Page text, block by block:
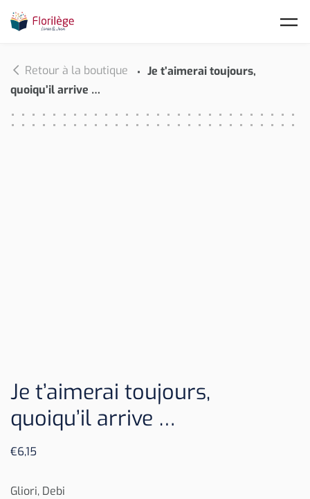
Retour à la boutique
Je t’aimerai toujours,
quoiqu’il arrive …
Je t’aimerai toujours,
quoiqu’il arrive …
€6,15
Gliori, Debi